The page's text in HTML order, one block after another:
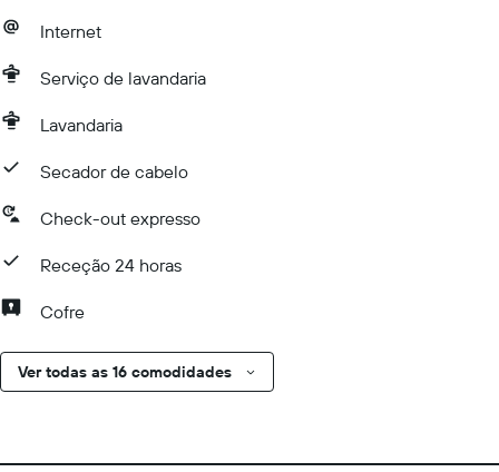
Internet
Serviço de lavandaria
Lavandaria
Secador de cabelo
Check-out expresso
Receção 24 horas
Cofre
Ver todas as 16 comodidades